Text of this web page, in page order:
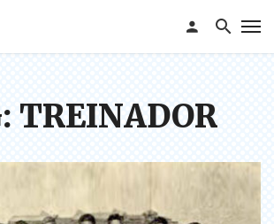
TREINADOR